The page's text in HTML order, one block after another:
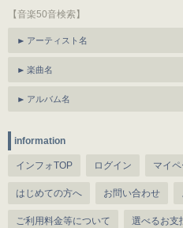
【音楽50音検索】
アーティスト名
楽曲名
アルバム名
information
インフォTOP ログイン マイ
はじめての方へ お問い合わせ
ご利用料金等について 選べるお支